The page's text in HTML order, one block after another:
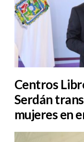
Centros
Serdán
mujeres en